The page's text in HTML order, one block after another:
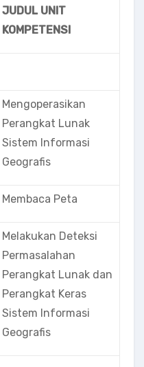
JUDUL UNIT
KOMPETENSI
Mengoperasikan
Perangkat Lunak
Sistem Informasi
Geografis
Membaca Peta
Melakukan Deteksi
Permasalahan
Perangkat Lunak dan
Perangkat Keras
Sistem Informasi
Geografis